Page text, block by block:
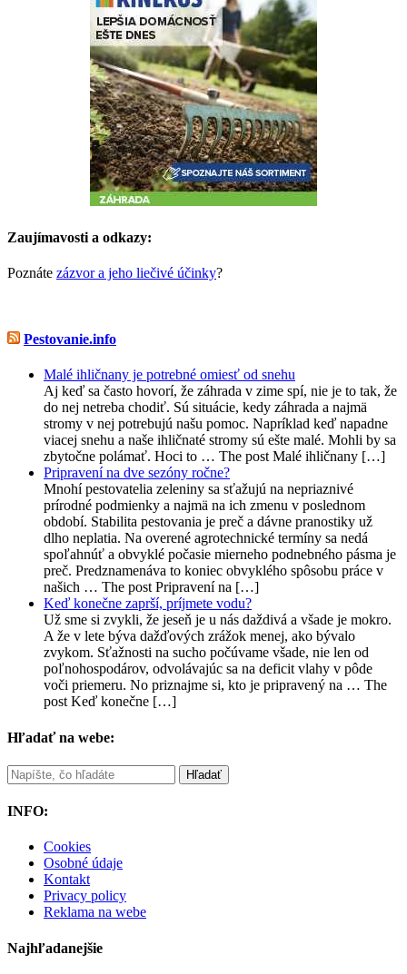
Zaujímavosti a odkazy:
Poznáte zázvor a jeho liečivé účinky?
Pestovanie.info
Malé ihličnany je potrebné omiesť od snehu
Aj keď sa často hovorí, že záhrada v zime spí, nie je to tak, že
do nej netreba chodiť. Sú situácie, kedy záhrada a najmä
stromy v nej potrebujú našu pomoc. Napríklad keď napadne
viacej snehu a naše ihličnaté stromy sú ešte malé. Mohli by sa
zbytočne polámať. Hoci to … The post Malé ihličnany […]
Pripravení na dve sezóny ročne?
Mnohí pestovatelia zeleniny sa sťažujú na nepriaznivé
prírodné podmienky a najmä na ich zmenu v poslednom
období. Stabilita pestovania je preč a dávne pranostiky už
dlho neplatia. Na overené agrotechnické termíny sa nedá
spoľahnúť a obvyklé počasie mierneho podnebného pásma je
preč. Predznamenáva to koniec obvyklého spôsobu práce v
našich … The post Pripravení na […]
Keď konečne zaprší, príjmete vodu?
Už sme si zvykli, že jeseň je u nás daždivá a všade je mokro.
A že v lete býva dažďových zrážok menej, ako bývalo
zvykom. Sťažnosti na sucho počúvame všade, nie len od
poľnohospodárov, odvolávajúc sa na deficit vlahy v pôde
voči priemeru. No priznajme si, kto je pripravený na … The
post Keď konečne […]
Hľadať na webe:
INFO:
Cookies
Osobné údaje
Kontakt
Privacy policy
Reklama na webe
Najhľadanejšie